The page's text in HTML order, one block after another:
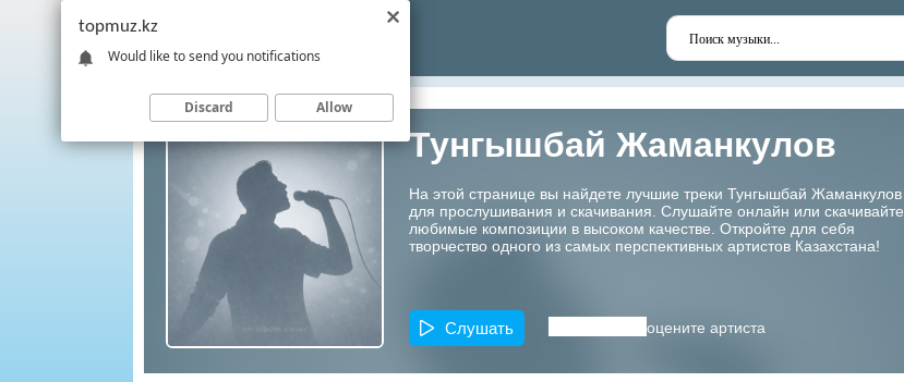
Тунгышбай Жаманкулов
На этой странице вы найдете лучшие треки Тунгышбай Жаманкулов
для прослушивания и скачивания. Слушайте онлайн или скачивайте
любимые композиции в высоком качестве. Откройте для себя
творчество одного из самых перспективных артистов Казахстана!
Слушать оцените артиста
topmuz.kz
Would like to send you notifications
Discard Allow